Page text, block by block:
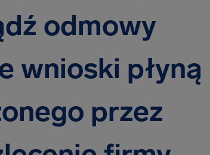
odmowy
wnioski płyną
przez